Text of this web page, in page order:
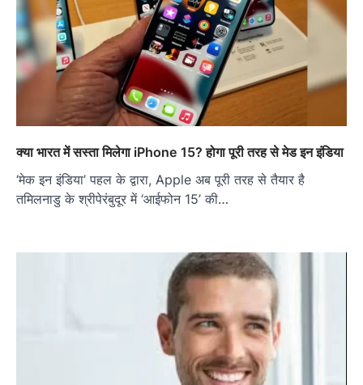
क्या भारत में सस्ता मिलेगा iPhone 15? होगा पूरी तरह से मेड इन इंडिया
‘मेक इन इंडिया’ पहल के द्वारा, Apple अब पूरी तरह से तैयार है
तमिलनाडु के श्रीपेरंबुदूर में ‘आईफोन 15’ की…